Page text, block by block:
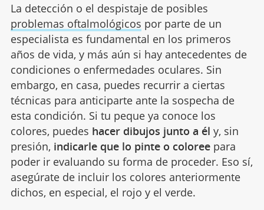
La detección o el despistaje de posibles
problemas oftalmológicos por parte de un
especialista es fundamental en los primeros
años de vida, y más aún si hay antecedentes de
condiciones o enfermedades oculares. Sin
embargo, en casa, puedes recurrir a ciertas
técnicas para anticiparte ante la sospecha de
esta condición. Si tu peque ya conoce los
colores, puedes hacer dibujos junto a él y, sin
presión, indicarle que lo pinte o coloreepara
poder ir evaluando su forma de proceder. Eso sí,
asegúrate de incluir los colores anteriormente
dichos, en especial, el rojo y el verde.